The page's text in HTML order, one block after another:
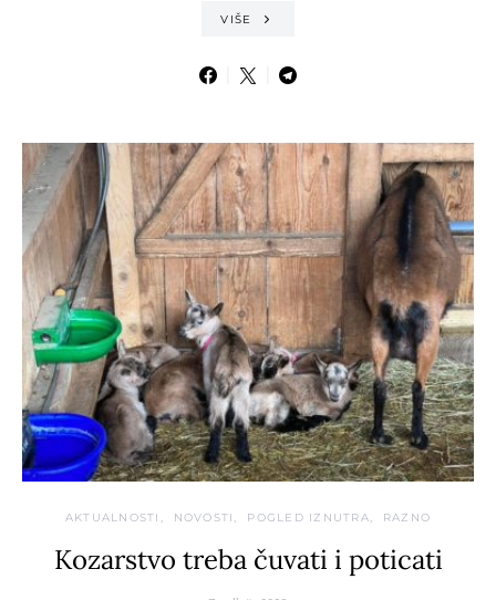
VIŠE
AKTUALNOSTI NOVOSTI POGLED IZNUTRA RAZNO
Kozarstvo treba čuvati i poticati